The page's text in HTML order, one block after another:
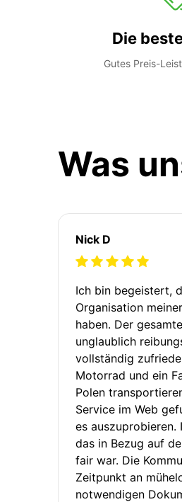
Die
Gutes Preis-
Was
Nick D
Ich bin begeistert,
Organisation
haben. Der
unglaublich
vollständig
Motorrad und ein
Polen
Service im Web
es
das in Bezug auf
fair war. Die
Zeitpunkt an
notwendigen